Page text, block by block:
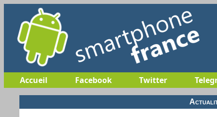
Accueil Facebook Twitter